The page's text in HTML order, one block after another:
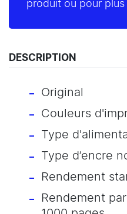
produit ou pour
DESCRIPTION
Original
Couleurs
Type
Type d’encre
Rendement
Rendement